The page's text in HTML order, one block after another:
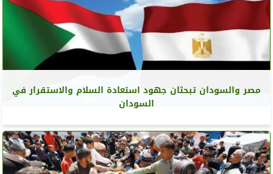
مصر والسودان تبحثان جهود استعادة السلام والاستقرار في
السودان